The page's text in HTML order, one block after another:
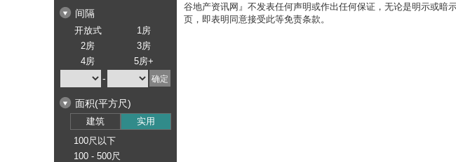
间隔
开放式
1房
2房
3房
4房
5房+
-
面积(平方尺)
建筑
实用
100尺以下
100 - 500尺
谷地产资讯网』不发表任何声明或作出任何保证，无论是明示或
页，即表明同意接受此等免责条款。